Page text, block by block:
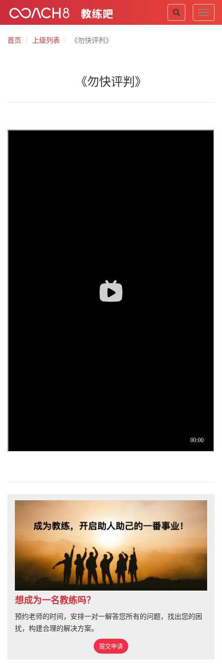
首页
上级列表 《勿快评判》
《勿快评判》
想成为一名教练吗？
预约老师的时间，安排一对一解答您所有的问题，找出您的困
扰，构建合理的解决方案。
提交申请